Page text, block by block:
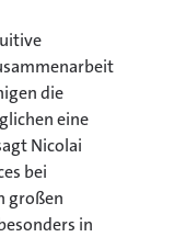
die
eine
Nicolai
bei
großen
in